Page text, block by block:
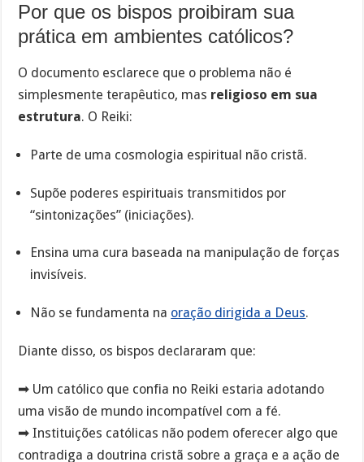
Por que os bispos proibiram sua
prática em ambientes católicos?
O documento esclarece que o problema não é
simplesmente terapêutico, mas religioso em sua
estrutura. O Reiki:
Parte de uma cosmologia espiritual não cristã.
Supõe poderes espirituais transmitidos por
“sintonizações” (iniciações).
Ensina uma cura baseada na manipulação de forças
invisíveis.
Não se fundamenta na oração dirigida a Deus.
Diante disso, os bispos declararam que:
➡ Um católico que confia no Reiki estaria adotando
uma visão de mundo incompatível com a fé.
➡ Instituições católicas não podem oferecer algo que
contradiga a doutrina cristã sobre a graça e a ação de